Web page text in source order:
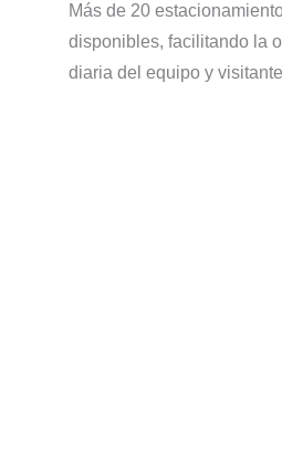
Más de 20
disponibles, facilitando la
diaria del equipo y